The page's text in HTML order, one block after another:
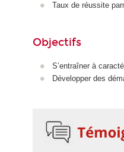
Taux de réussite
Objectifs
S’entraîner à
Développer des